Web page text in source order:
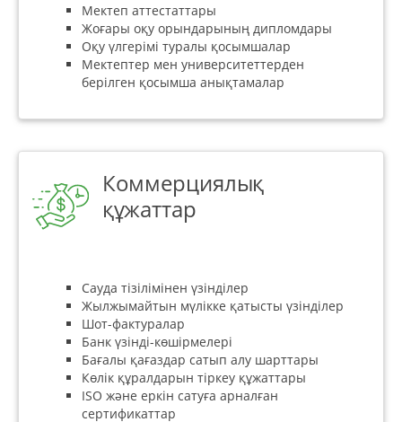
Мектеп аттестаттары
Жоғары оқу орындарының дипломдары
Оқу үлгерімі туралы қосымшалар
Мектептер мен университеттерден
берілген қосымша анықтамалар
Коммерциялық
құжаттар
Сауда тізілімінен үзінділер
Жылжымайтын мүлікке қатысты үзінділер
Шот-фактуралар
Банк үзінді-көшірмелері
Бағалы қағаздар сатып алу шарттары
Көлік құралдарын тіркеу құжаттары
ISO және еркін сатуға арналған
сертификаттар